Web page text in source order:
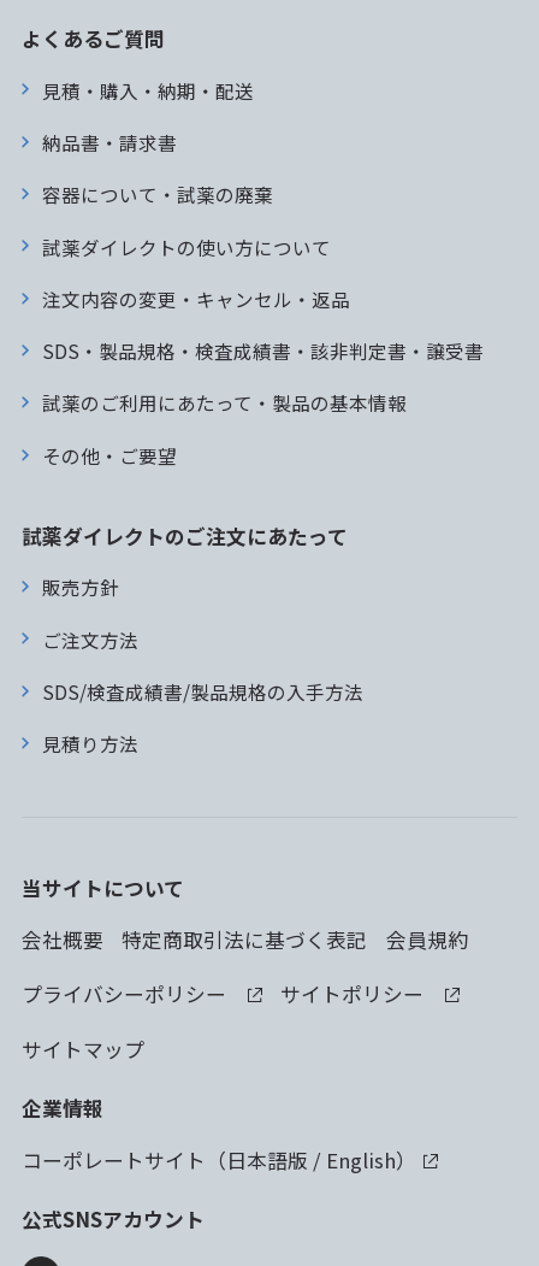
よくあるご質問
見積・購入・納期・配送
納品書・請求書
容器について・試薬の廃棄
試薬ダイレクトの使い方について
注文内容の変更・キャンセル・返品
SDS・製品規格・検査成績書・該非判定書・譲受書
試薬のご利用にあたって・製品の基本情報
その他・ご要望
試薬ダイレクトのご注文にあたって
販売方針
ご注文方法
SDS/検査成績書/製品規格の入手方法
見積り方法
当サイトについて
会社概要
特定商取引法に基づく表記
会員規約
プライバシーポリシー
サイトポリシー
サイトマップ
企業情報
コーポレートサイト（日本語版 / English）
公式SNSアカウント